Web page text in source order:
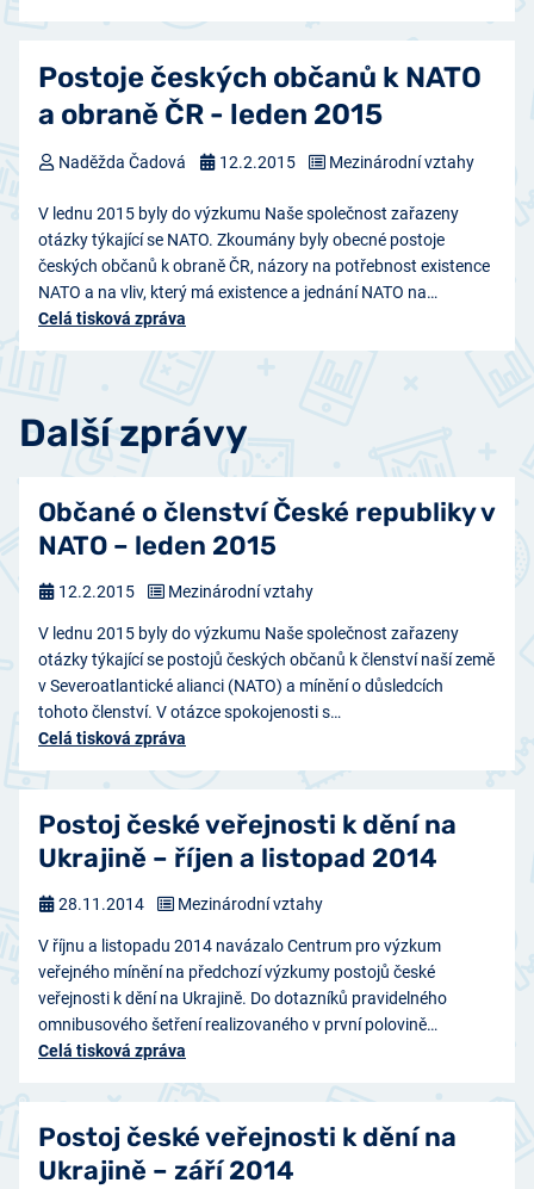
Postoje českých občanů k NATO
a obraně ČR - leden 2015
V lednu 2015 byly do výzkumu Naše společnost zařazeny
otázky týkající se NATO. Zkoumány byly obecné postoje
českých občanů k obraně ČR, názory na potřebnost existence
NATO a na vliv, který má existence a jednání NATO na…
Celá tisková zpráva
Naděžda Čadová 12.2.2015 Mezinárodní vztahy
Další zprávy
Občané o členství České republiky v
NATO – leden 2015
V lednu 2015 byly do výzkumu Naše společnost zařazeny
otázky týkající se postojů českých občanů k členství naší země
v Severoatlantické alianci (NATO) a mínění o důsledcích
tohoto členství. V otázce spokojenosti s…
Celá tisková zpráva
12.2.2015 Mezinárodní vztahy
Postoj české veřejnosti k dění na
Ukrajině – říjen a listopad 2014
V říjnu a listopadu 2014 navázalo Centrum pro výzkum
veřejného mínění na předchozí výzkumy postojů české
veřejnosti k dění na Ukrajině. Do dotazníků pravidelného
omnibusového šetření realizovaného v první polovině…
Celá tisková zpráva
28.11.2014 Mezinárodní vztahy
Postoj české veřejnosti k dění na
Ukrajině – září 2014